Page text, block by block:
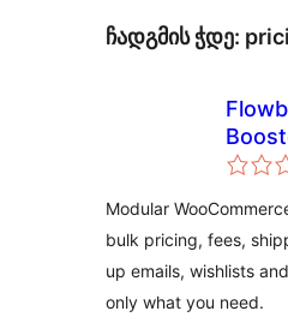
ჩადგმის ჭდე:
Modular
bulk pricing, fees,
up emails, wishlists
only what you need.